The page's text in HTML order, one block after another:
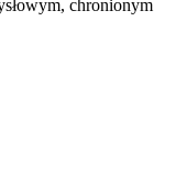
chronionym